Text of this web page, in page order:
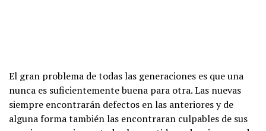
El gran problema de todas las generaciones es que una
nunca es suficientemente buena para otra. Las nuevas
siempre encontrarán defectos en las anteriores y de
alguna forma también las encontraran culpables de sus